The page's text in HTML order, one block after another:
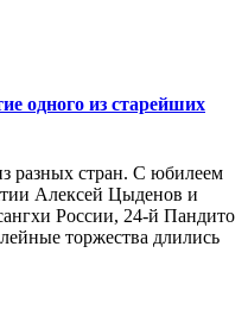
одного из старейших
разных стран. С юбилеем
Алексей Цыденов и
России, 24-й Пандито
торжества длились